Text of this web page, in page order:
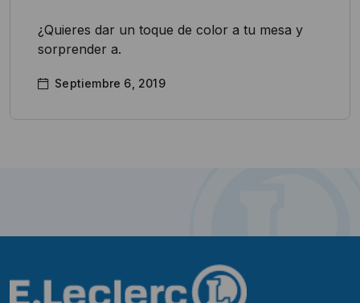
¿Quieres dar un toque de color a tu mesa y
sorprender a.
Septiembre 6, 2019